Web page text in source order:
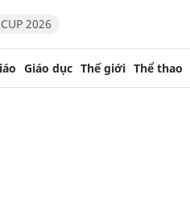
2026
Giáo dục Thế giới Thể thao